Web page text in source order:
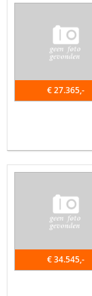
€ 27.365,-
€ 34.545,-